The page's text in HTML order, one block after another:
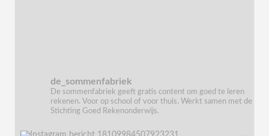
de_sommenfabriek
De sommenfabriek geeft gratis content om goed te leren
rekenen. Voor op school of voor thuis. Werkt samen met de
Stichting Goed Rekenonderwijs.